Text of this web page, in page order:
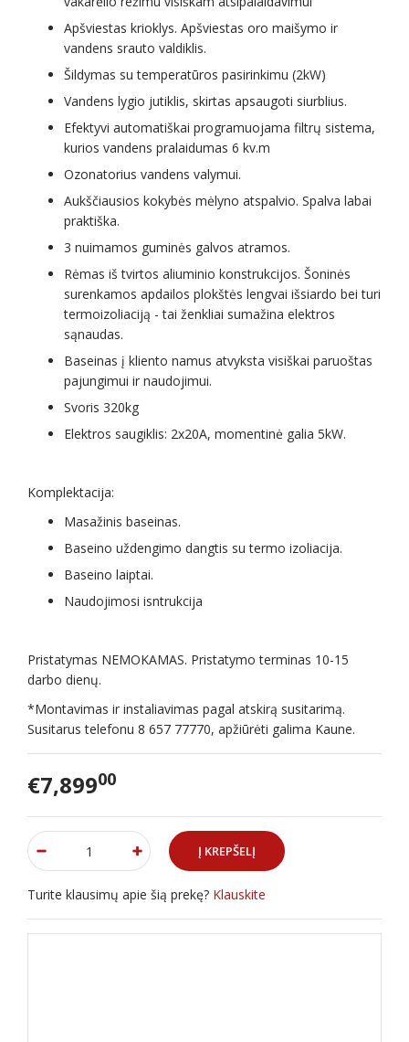
Apšviestas krioklys. Apšviestas oro maišymo ir
vandens srauto valdiklis.
Šildymas su temperatūros pasirinkimu (2kW)
Vandens lygio jutiklis, skirtas apsaugoti siurblius.
Efektyvi automatiškai programuojama filtrų sistema,
kurios vandens pralaidumas 6 kv.m
Ozonatorius vandens valymui.
Aukščiausios kokybės mėlyno atspalvio. Spalva labai
praktiška.
3 nuimamos guminės galvos atramos.
Rėmas iš tvirtos aliuminio konstrukcijos. Šoninės
surenkamos apdailos plokštės lengvai išsiardo bei turi
termoizoliaciją - tai ženkliai sumažina elektros
sąnaudas.
Baseinas į kliento namus atvyksta visiškai paruoštas
pajungimui ir naudojimui.
Svoris 320kg
Elektros saugiklis: 2x20A, momentinė galia 5kW.
Komplektacija:
Masažinis baseinas.
Baseino uždengimo dangtis su termo izoliacija.
Baseino laiptai.
Naudojimosi isntrukcija
Pristatymas NEMOKAMAS. Pristatymo terminas 10-15
darbo dienų.
*Montavimas ir instaliavimas pagal atskirą susitarimą.
Susitarus telefonu 8 657 77770, apžiūrėti galima Kaune.
€7,89900
Turite klausimų apie šią prekę? Klauskite